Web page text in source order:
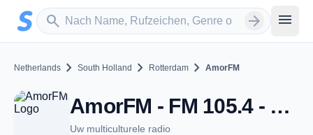
Zum Hauptinhalt springen
search
Sender suchen arrow_forward menu
Netherlands chevron_right South Holland chevron_right Rotterdam chevron_right AmorFM
AmorFM - FM 105.4 - Rotterdam
Uw multiculturele radio